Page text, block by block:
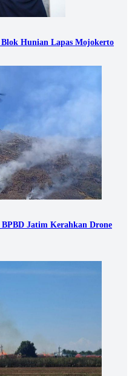
Hunian Lapas Mojokerto
Jatim Kerahkan Drone